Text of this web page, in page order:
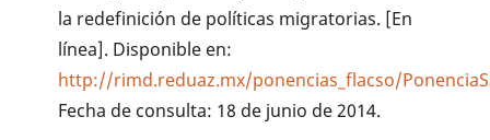
la redefinición de políticas migratorias. [En
línea]. Disponible en:
http://rimd.reduaz.mx/ponencias_flacso/
Fecha de consulta: 18 de junio de 2014.